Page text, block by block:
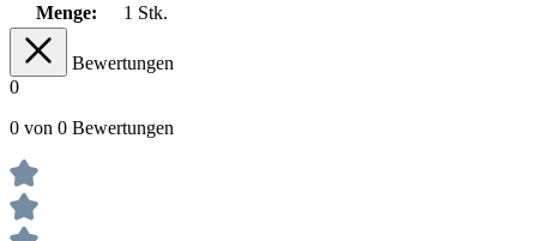
Menge:
1 Stk.
Bewertungen
0
0 von 0 Bewertungen